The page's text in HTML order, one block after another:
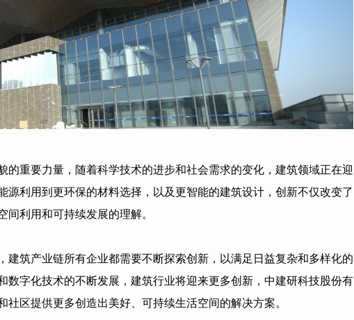
的重要力量，随着科学技术的进步和社会需求的变化，建筑领域正在迎
源利用到更环保的材料选择，以及更智能的建筑设计，创新不仅改变了
利用和可持续发展的理解。
建筑产业链所有企业都需要不断探索创新，以满足日益复杂和多样化的
字化技术的不断发展，建筑行业将迎来更多创新， 中建研科技股份有
区提供更多创造出美好、可持续生活空间的解决方案。